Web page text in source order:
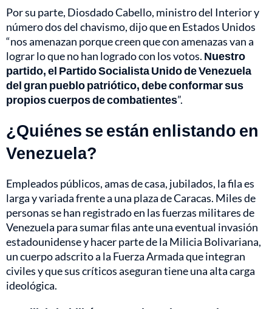
Por su parte, Diosdado Cabello, ministro del Interior y
número dos del chavismo, dijo que en Estados Unidos
“nos amenazan porque creen que con amenazas van a
lograr lo que no han logrado con los votos. Nuestro
partido, el Partido Socialista Unido de Venezuela
del gran pueblo patriótico, debe conformar sus
propios cuerpos de combatientes”.
¿Quiénes se están enlistando en
Venezuela?
Empleados públicos, amas de casa, jubilados, la fila es
larga y variada frente a una plaza de Caracas. Miles de
personas se han registrado en las fuerzas militares de
Venezuela para sumar filas ante una eventual invasión
estadounidense y hacer parte de la Milicia Bolivariana,
un cuerpo adscrito a la Fuerza Armada que integran
civiles y que sus críticos aseguran tiene una alta carga
ideológica.